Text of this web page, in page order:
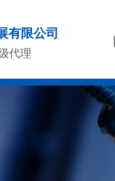
有限公司
代理